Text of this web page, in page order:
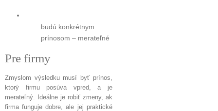
budú konkrétnym
prínosom – merateľné
Pre firmy
Zmyslom výsledku musí byť prínos,
ktorý firmu posúva vpred, a je
merateľný. Ideálne je robiť zmeny, ak
firma funguje dobre, ale jej praktické